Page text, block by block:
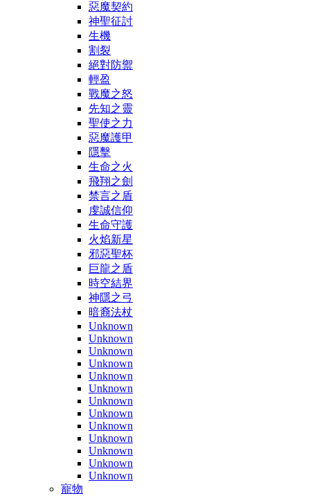
惡魔契約
神聖征討
生機
割裂
絕對防禦
輕盈
戰魔之怒
先知之靈
聖使之力
惡魔護甲
隱擊
生命之火
飛翔之劍
禁言之盾
虔誠信仰
生命守護
火焰新星
邪惡聖杯
巨龍之盾
時空結界
神隱之弓
暗裔法杖
Unknown
Unknown
Unknown
Unknown
Unknown
Unknown
Unknown
Unknown
Unknown
Unknown
Unknown
Unknown
Unknown
寵物